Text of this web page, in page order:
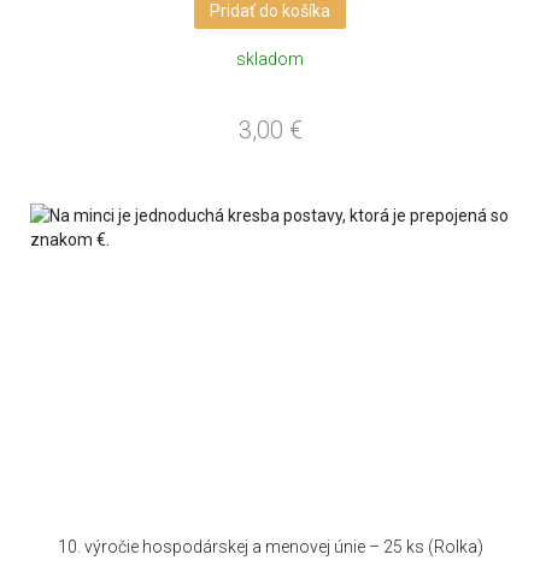
Pridať do košíka
skladom
3,00 €
10. výročie hospodárskej a menovej únie – 25 ks (Rolka)